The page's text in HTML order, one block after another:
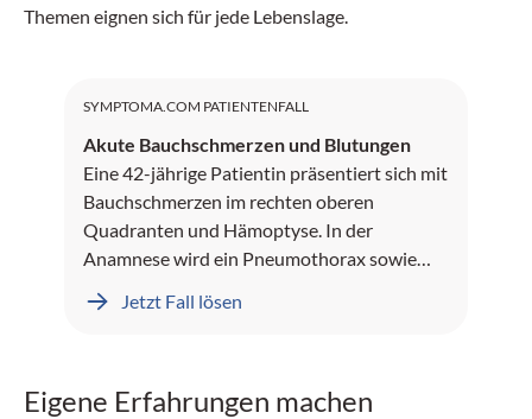
Themen eignen sich für jede Lebenslage.
SYMPTOMA.COM PATIENTENFALL
Akute Bauchschmerzen und Blutungen
Eine 42-jährige Patientin präsentiert sich mit
Bauchschmerzen im rechten oberen
Quadranten und Hämoptyse. In der
Anamnese wird ein Pneumothorax sowie
Jetzt Fall lösen
Eigene Erfahrungen machen